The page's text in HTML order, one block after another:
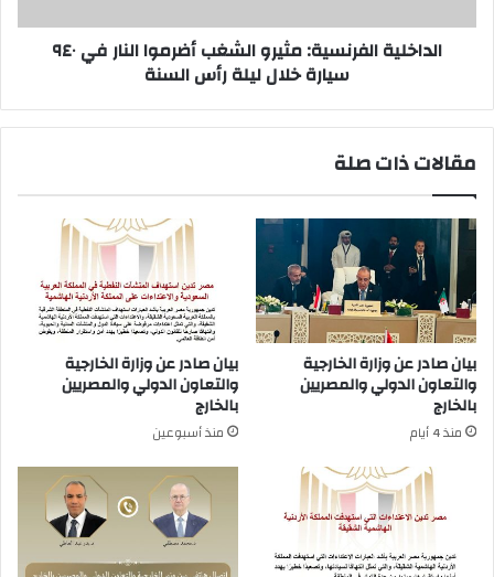
سيارة
السنة
الداخلية الفرنسية: مثيرو الشغب أضرموا النار في ٩٤٠
سيارة خلال ليلة رأس السنة
مقالات ذات صلة
بيان صادر عن وزارة الخارجية
والتعاون الدولي والمصريين
بالخارج
منذ 4 أيام
بيان صادر عن وزارة الخارجية
والتعاون الدولي والمصريين
بالخارج
منذ أسبوعين